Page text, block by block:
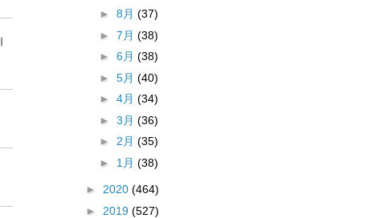
► 8月 (37)
► 7月 (38)
► 6月 (38)
► 5月 (40)
► 4月 (34)
► 3月 (36)
► 2月 (35)
► 1月 (38)
► 2020 (464)
► 2019 (527)